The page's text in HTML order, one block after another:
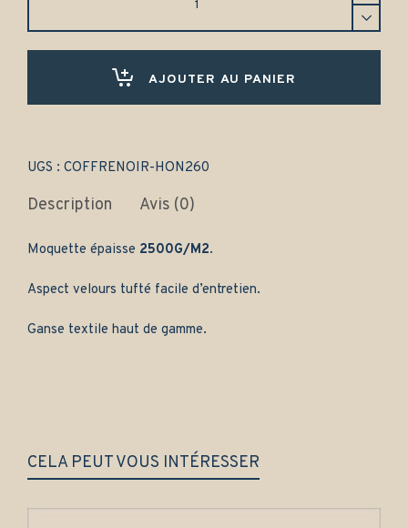
classique
AJOUTER AU PANIER
UGS : COFFRENOIR-HON260
Description Avis (0)
Moquette épaisse 2500G/M2.
Aspect velours tufté facile d’entretien.
Ganse textile haut de gamme.
CELA PEUT VOUS INTÉRESSER